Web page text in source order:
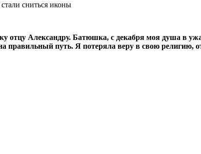
сниться иконы
отцу Александру. Батюшка, с декабря моя душа в
правильный путь. Я потеряла веру в свою религию,